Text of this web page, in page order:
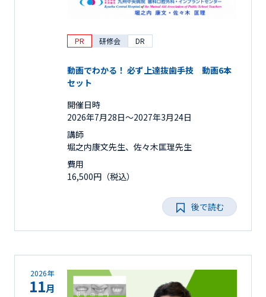
PR 研修会 DR
動画でわかる！ 必ず上達抜歯手技 動画6本
セット
開催日時
2026年7月28日〜2027年3月24日
講師
堀之内康文先生、佐々木匡理先生
費用
16,500円（税込）
後で読む
2026年
11月